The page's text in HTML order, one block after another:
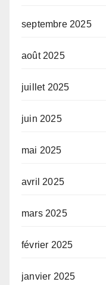
septembre 2025
août 2025
juillet 2025
juin 2025
mai 2025
avril 2025
mars 2025
février 2025
janvier 2025